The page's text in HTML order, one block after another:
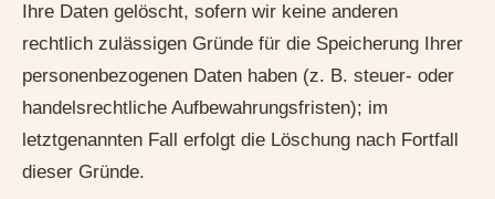
Ihre Daten gelöscht, sofern wir keine anderen
rechtlich zulässigen Gründe für die Speicherung Ihrer
personenbezogenen Daten haben (z. B. steuer- oder
handelsrechtliche Aufbewahrungsfristen); im
letztgenannten Fall erfolgt die Löschung nach Fortfall
dieser Gründe.